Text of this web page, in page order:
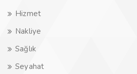
Hizmet
Nakliye
Sağlık
Seyahat